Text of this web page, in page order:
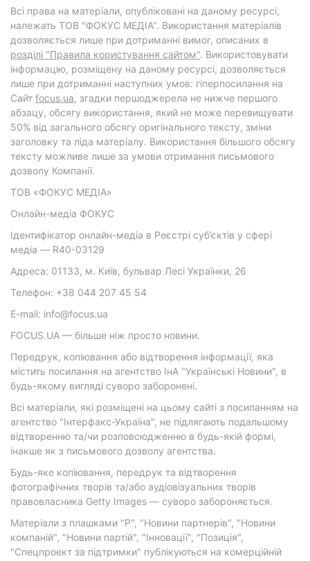
Всі права на матеріали, опубліковані на даному ресурсі,
належать ТОВ "ФОКУС МЕДІА". Використання матеріалів
дозволяється лише при дотриманні вимог, описаних в
розділі "Правила користування сайтом". Використовувати
інформацію, розміщену на даному ресурсі, дозволяється
лише при дотриманні наступних умов: гіперпосилання на
Cайт focus.ua, згадки першоджерела не нижче першого
абзацу, обсягу використання, який не може перевищувати
50% від загального обсягу оригінального тексту, зміни
заголовку та ліда матеріалу. Використання більшого обсягу
тексту можливе лише за умови отримання письмового
дозволу Компанії.
ТОВ «ФОКУС МЕДІА»
Онлайн-медіа ФОКУС
Ідентифікатор онлайн-медіа в Реєстрі суб’єктів у сфері
медіа — R40-03129
Адреса: 01133, м. Київ, бульвар Лесі Українки, 26
Телефон: +38 044 207 45 54
E-mail: info@focus.ua
FOCUS.UA — більше ніж просто новини.
Передрук, копіювання або відтворення інформації, яка
містить посилання на агентство ІнА "Українські Новини", в
будь-якому вигляді суворо заборонені.
Всі матеріали, які розміщені на цьому сайті з посиланням на
агентство "Інтерфакс-Україна", не підлягають подальшому
відтворенню та/чи розповсюдженню в будь-якій формі,
інакше як з письмового дозволу агентства.
Будь-яке копіювання, передрук та відтворення
фотографічних творів та/або аудіовізуальних творів
правовласника Getty Images — суворо забороняється.
Матеріали з плашками "Р", "Новини партнерів", "Новини
компаній", "Новини партій", "Інновації", "Позиція",
"Спецпроект за підтримки" публікуються на комерційній